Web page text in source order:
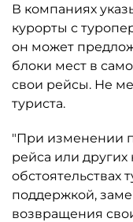
В компаниях
курорты с
он может
блоки мест в
свои рейсы. Не
туриста.
"При изменении
рейса или
обстоятельствах
поддержкой,
возвращения